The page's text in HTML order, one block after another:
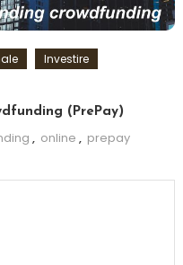
Investire
(PrePay)
, online , prepay